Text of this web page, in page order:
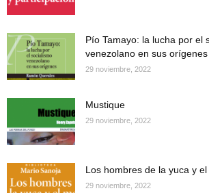
Pío Tamayo: la lucha por el
venezolano en sus orígenes
29 noviembre, 2022
Mustique
29 noviembre, 2022
Los hombres de la yuca y
29 noviembre, 2022